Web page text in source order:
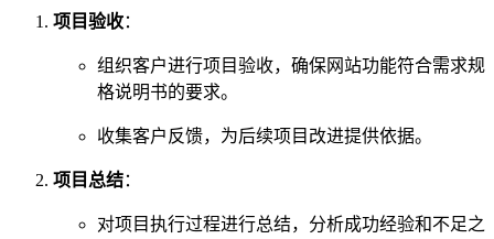
项目验收：
组织客户进行项目验收，确保网站功能符合需求规
格说明书的要求。
收集客户反馈，为后续项目改进提供依据。
项目总结：
对项目执行过程进行总结，分析成功经验和不足之